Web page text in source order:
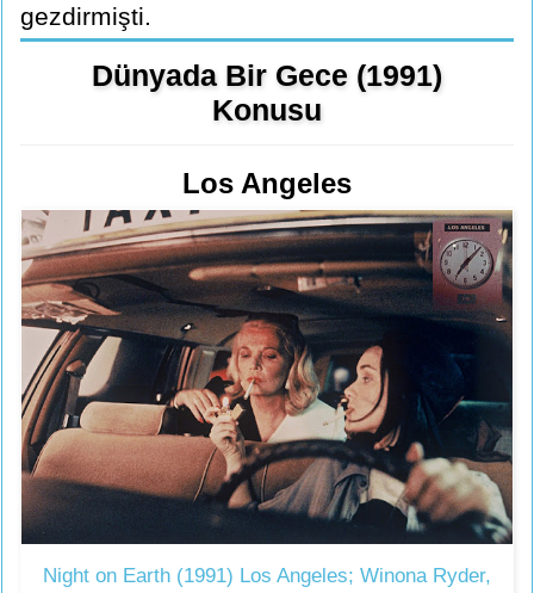
gezdirmişti.
Dünyada Bir Gece (1991)
Konusu
Los Angeles
Night on Earth (1991) Los Angeles; Winona Ryder,